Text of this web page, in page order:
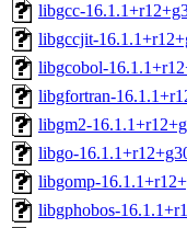
libgcc-
libgccjit-
libgcobol-
libgfortran-
libgm2-
libgo-
libgomp-
libgphobos-